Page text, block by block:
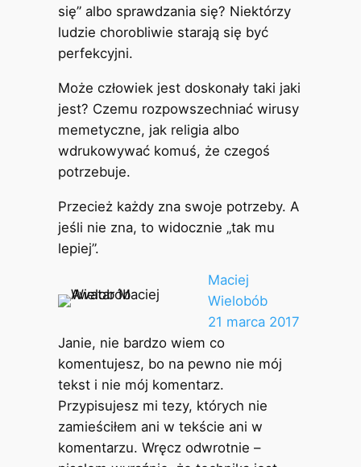
się” albo sprawdzania się? Niektórzy
ludzie chorobliwie starają się być
perfekcyjni.
Może człowiek jest doskonały taki jaki
jest? Czemu rozpowszechniać wirusy
memetyczne, jak religia albo
wdrukowywać komuś, że czegoś
potrzebuje.
Przecież każdy zna swoje potrzeby. A
jeśli nie zna, to widocznie „tak mu
lepiej”.
Maciej
Wielobób
21 marca 2017
Janie, nie bardzo wiem co
komentujesz, bo na pewno nie mój
tekst i nie mój komentarz.
Przypisujesz mi tezy, których nie
zamieściłem ani w tekście ani w
komentarzu. Wręcz odwrotnie –